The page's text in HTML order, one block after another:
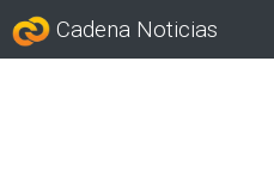
Cadena Noticias